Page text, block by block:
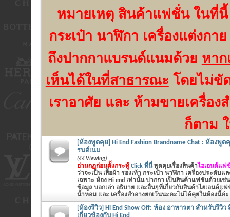
หมายเหตุ สินค้าแฟชั่น ในที่นี้
กระเป๋า นาฬิกา เครื่องแต่งกา
ถึงปากกาแบรนด์แนมด้วย หาก
เห็นได้ในที่สาธารณะ โดยไม่ขั
เราอาศัย และ ห้ามขายเครื่อง
ก็ตาม
[ห้องพูดคุย] Hi End Fashion Brandname Chat : ห้องพู
รนด์เนม
(44 Viewing)
อ่านกฏก่อนตั้งกระทู้ Click ที่นี่ พูดคุยเรื่องสินค้าไฮเอนด์แฟ
ว่าจะเป็นเสื้อผ้า รองเท้า กระเป๋า นาฬิกา เครื่องประดับแ
เฉพาะ ห้อง Hi end เท่านั้น ปากกา เป็นสินค้าแฟชันด้วยเช่
ข้อมูล บอกเล่า อธิบาย และอื่นๆที่เกี่ยวกับสินค้าไฮเอนด์แ
น้ำหอม และ เครื่องสำอางยกเว้นนะคะไม่ได้คุยในห้องนี้ค่ะ
[ห้องรีวิว] Hi End Show Off: ห้อง อาหารตา สำหรับรีวิว